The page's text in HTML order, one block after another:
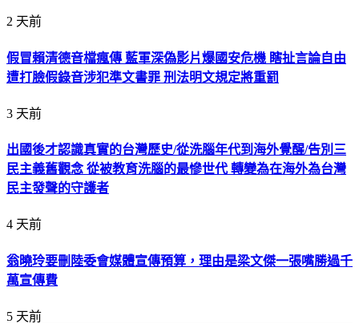
2 天前
假冒賴清德音檔瘋傳 藍軍深偽影片爆國安危機 瞎扯言論自由
遭打臉假錄音涉犯準文書罪 刑法明文規定將重罰
3 天前
出國後才認識真實的台灣歷史/從洗腦年代到海外覺醒/告別三
民主義舊觀念 從被教育洗腦的最慘世代 轉變為在海外為台灣
民主發聲的守護者
4 天前
翁曉玲要刪陸委會媒體宣傳預算，理由是梁文傑一張嘴勝過千
萬宣傳費
5 天前